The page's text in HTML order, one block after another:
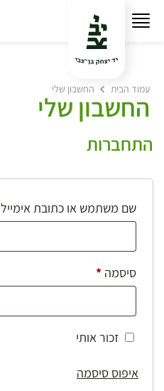
עמוד הבית החשבון שלי
החשבון שלי
התחברות
שם משתמש או כתובת אימייל
סיסמה *חובה
זכור אותי
איפוס סיסמה